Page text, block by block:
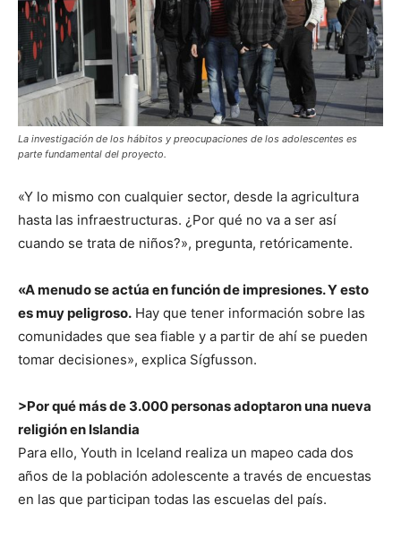
La investigación de los hábitos y preocupaciones de los adolescentes es
parte fundamental del proyecto.
«Y lo mismo con cualquier sector, desde la agricultura
hasta las infraestructuras. ¿Por qué no va a ser así
cuando se trata de niños?», pregunta, retóricamente.
«A menudo se actúa en función de impresiones. Y esto
es muy peligroso. Hay que tener información sobre las
comunidades que sea fiable y a partir de ahí se pueden
tomar decisiones», explica Sígfusson.
>Por qué más de 3.000 personas adoptaron una nueva
religión en Islandia
Para ello, Youth in Iceland realiza un mapeo cada dos
años de la población adolescente a través de encuestas
en las que participan todas las escuelas del país.